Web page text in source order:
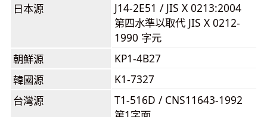
日本源
J14-2E51 / JIS X 0213:2004
第四水準以取代 JIS X 0212-
1990 字元
朝鮮源
KP1-4B27
韓國源
K1-7327
台灣源
T1-516D / CNS11643-1992